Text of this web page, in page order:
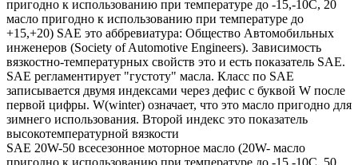
пригодно к использованию при температуре до -15,-10С, 20
масло пригодно к использованию при температуре до
+15,+20) SAE это аббревиатура: Общество Автомобильных
инженеров (Society of Automotive Engineers). Зависимость
вязкостно-температурных свойств это и есть показатель SAE.
SAE регламентирует "густоту" масла. Класс по SAE
записывается двумя индексами через дефис с буквой W после
первой цифры. W(winter) означает, что это масло пригодно для
зимнего использования. Второй индекс это показатель
высокотемпературной вязкости
SAE 20W-50 всесезонное моторное масло (20W- масло